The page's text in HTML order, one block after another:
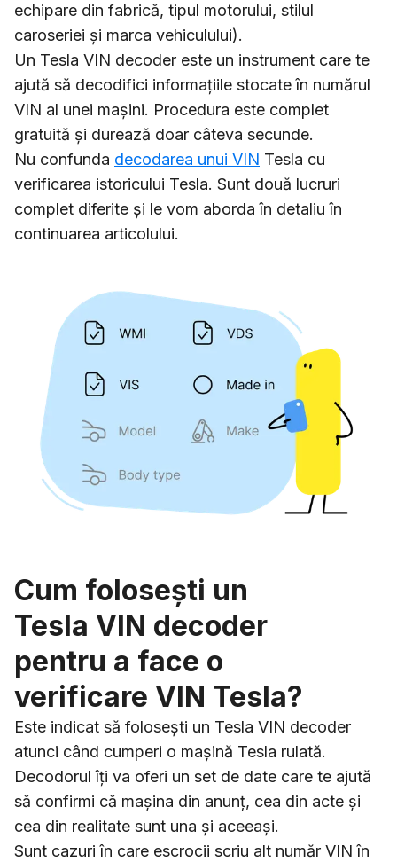
echipare din fabrică, tipul motorului, stilul
caroseriei și marca vehiculului).
Un Tesla VIN decoder este un instrument care te
ajută să decodifici informațiile stocate în numărul
VIN al unei mașini. Procedura este complet
gratuită și durează doar câteva secunde.
Nu confunda decodarea unui VIN Tesla cu
verificarea istoricului Tesla. Sunt două lucruri
complet diferite și le vom aborda în detaliu în
continuarea articolului.
Cum folosești un
Tesla VIN decoder
pentru a face o
verificare VIN Tesla?
Este indicat să folosești un Tesla VIN decoder
atunci când cumperi o mașină Tesla rulată.
Decodorul îți va oferi un set de date care te ajută
să confirmi că mașina din anunț, cea din acte și
cea din realitate sunt una și aceeași.
Sunt cazuri în care escrocii scriu alt număr VIN în